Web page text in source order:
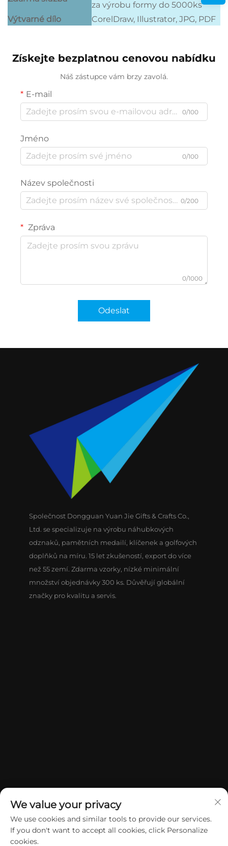
za výrobu formy do 5000ks
Výtvarné dílo
CorelDraw, Illustrator, JPG, PDF
Získejte bezplatnou cenovou nabídku
Náš zástupce vám brzy zavolá.
E-mail
0/100
Jméno
0/100
Název společnosti
0/200
Zpráva
0/1000
Odeslat
Společnost Dongguan Yuan Jie Gifts & Crafts Co.,
Ltd. se specializuje na výrobu náhubkových
odznaků, pamětních medailí, klíčenek a golfových
doplňků na míru. 15 let zkušeností, export do více
než 55 zemí. Zdarma vzorky, nízké minimální
množství objednávky 300 ks. Důvěřují globální
značky pro kvalitu a servis.
Copyright © 2026 China Dongguan Yuan Jie Gifts & Crafts Co., Ltd.
We value your privacy
We use cookies and similar tools to provide our services.
If you don't want to accept all cookies, click Personalize
cookies.